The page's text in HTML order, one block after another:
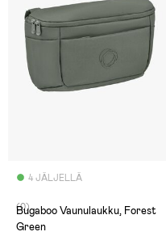
4 JÄLJELLÄ
(0)
Bugaboo Vaunulaukku, Forest
Green